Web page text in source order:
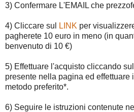
3) Confermare L'EMAIL che
4) Cliccare sul LINK per
pagherete 10 euro in meno (in
benvenuto di 10 €)
5) Effettuare l'acquisto cliccando
presente nella pagina ed effettuare
metodo preferito*.
6) Seguire le istruzioni contenute